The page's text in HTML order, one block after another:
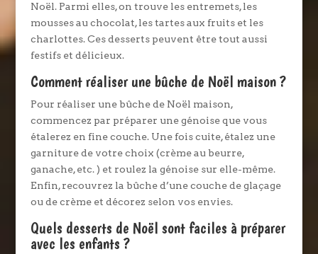
Noël. Parmi elles, on trouve les entremets, les
mousses au chocolat, les tartes aux fruits et les
charlottes. Ces desserts peuvent être tout aussi
festifs et délicieux.
Comment réaliser une bûche de Noël maison ?
Pour réaliser une bûche de Noël maison,
commencez par préparer une génoise que vous
étalerez en fine couche. Une fois cuite, étalez une
garniture de votre choix (crème au beurre,
ganache, etc. ) et roulez la génoise sur elle-même.
Enfin, recouvrez la bûche d’une couche de glaçage
ou de crème et décorez selon vos envies.
Quels desserts de Noël sont faciles à préparer
avec les enfants ?